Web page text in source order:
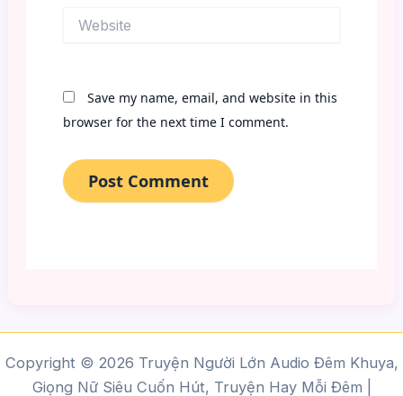
Save my name, email, and website in this
browser for the next time I comment.
Copyright © 2026 Truyện Người Lớn Audio Đêm Khuya,
Giọng Nữ Siêu Cuốn Hút, Truyện Hay Mỗi Đêm |